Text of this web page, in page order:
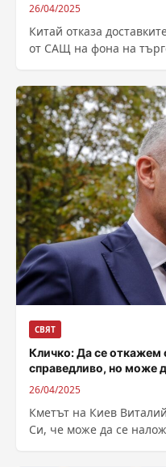
26/04/2025
Китай отказа
от САЩ на фона на
СВЯТ
Кличко: Да се откажем
справедливо, но може
26/04/2025
Кметът на Киев
Си, че може да се